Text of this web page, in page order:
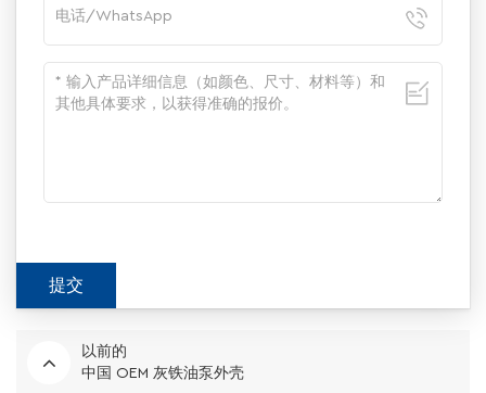
以前的
中国 OEM 灰铁油泵外壳